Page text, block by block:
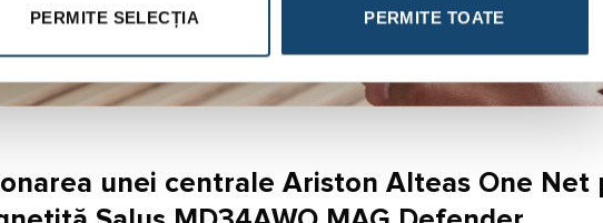
PERMITE SELECȚIA PERMITE TOATE
unei centrale Ariston Alteas One Net